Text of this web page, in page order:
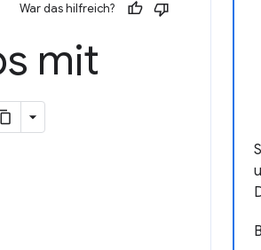
War das hilfreich?
mit